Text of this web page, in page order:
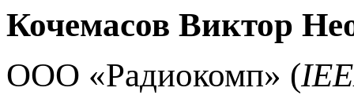
Кочемасов Виктор
ООО «Радиокомп» (